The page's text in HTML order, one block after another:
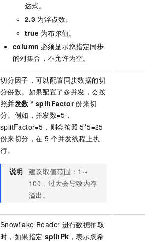
达式。
2.3 为浮点数。
true 为布尔值。
column 必须显示您指定同步
的列集合，不允许为空。
切分因子，可以配置同步数据的切
分份数。如果配置了多并发，会按
照并发数 * splitFactor 份来切
分。例如，并发数=5，
splitFactor=5，则会按照 5*5=25
份来切分，在 5 个并发线程上执
行。
说明 建议取值范围：1～
100，过大会导致内存
溢出。
Snowflake Reader 进行数据抽取
时，如果指定 splitPk ，表示您希